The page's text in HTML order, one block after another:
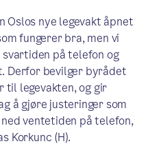
Oslos nye legevakt åpnet
fungerer bra, men vi
på telefon og
Derfor bevilger byrådet
legevakten, og gir
å gjøre justeringer som
ventetiden på telefon,
Korkunc (H).